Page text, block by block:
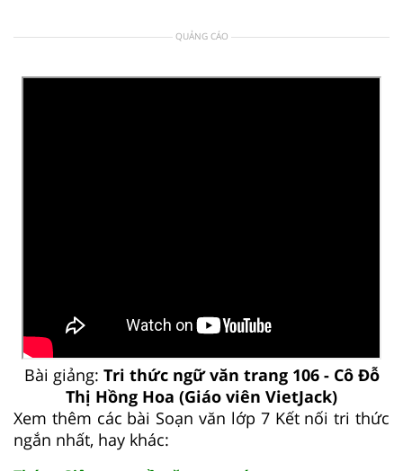
QUẢNG CÁO
Bài giảng: Tri thức ngữ văn trang 106 - Cô Đỗ
Thị Hồng Hoa (Giáo viên VietJack)
Xem thêm các bài Soạn văn lớp 7 Kết nối tri thức
ngắn nhất, hay khác: